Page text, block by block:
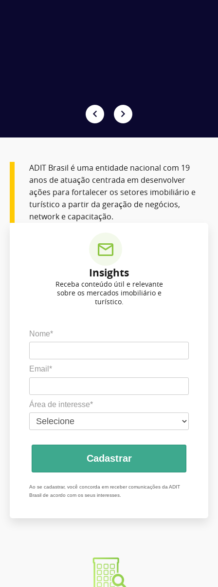
ADIT Brasil é uma entidade nacional com 19
anos de atuação centrada em desenvolver
ações para fortalecer os setores imobiliário e
turístico a partir da geração de negócios,
network e capacitação.
Insights
Receba conteúdo útil e relevante
sobre os mercados imobiliário e
turístico.
Nome*
Email*
Área de interesse*
Cadastrar
Ao se cadastrar, você concorda em receber comunicações da ADIT
Brasil de acordo com os seus interesses.